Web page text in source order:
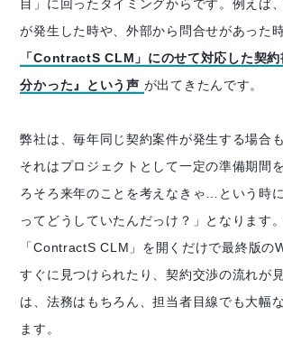
目」に回ったタイミングからです。例えば
が発生した時や、外部から問合せがあった時
「ContractS CLM」にのせて対応した契
分かった』という声 が出てきたんです。
弊社は、毎年同じ契約案件が発生する場合
それはプロジェクトとして一定の準備期間
ろそろ来年のことを考えなきゃ…という時
ってどうしていたんだっけ？」となります
「ContractS CLM」を開くだけで最終版の
すぐに見つけられたり、契約交渉の流れが
は、法務はもちろん、担当者目線でも大幅
ます。